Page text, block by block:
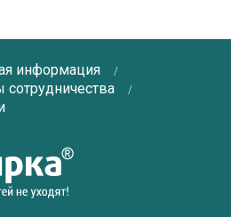
информация
сотрудничества